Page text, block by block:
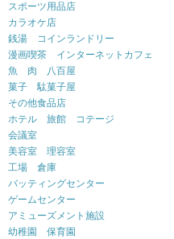
スポーツ用品店
カラオケ店
銭湯 コインランドリー
漫画喫茶 インターネットカフェ
魚 肉 八百屋
菓子 駄菓子屋
その他食品店
ホテル 旅館 コテージ
会議室
美容室 理容室
工場 倉庫
バッティングセンター
ゲームセンター
アミューズメント施設
幼稚園 保育園